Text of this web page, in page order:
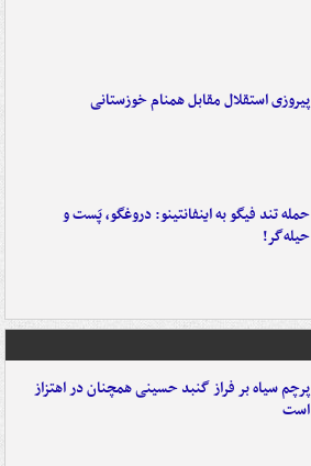
پیروزی استقلال مقابل همنام خوزستانی
حمله تند فیگو به اینفانتینو: دروغگو، پَست‌ و
حیله‌گر!
پرچم سیاه بر فراز گنبد حسینی همچنان در اهتزاز
است